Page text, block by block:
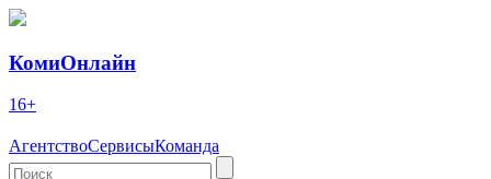
КомиОнлайн
16+
АгентствоСервисыКоманда